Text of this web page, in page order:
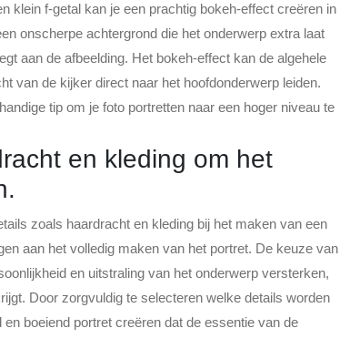
klein f-getal kan je een prachtig bokeh-effect creëren in
onscherpe achtergrond die het onderwerp extra laat
aan de afbeelding. Het bokeh-effect kan de algehele
van de kijker direct naar het hoofdonderwerp leiden.
tip om je foto portretten naar een hoger niveau te
en kleding om het
zoals haardracht en kleding bij het maken van een
aan het volledig maken van het portret. De keuze van
en uitstraling van het onderwerp versterken,
Door zorgvuldig te selecteren welke details worden
boeiend portret creëren dat de essentie van de